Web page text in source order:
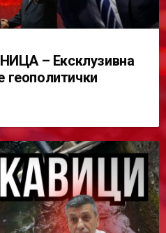
– Ексклузивна
геополитички